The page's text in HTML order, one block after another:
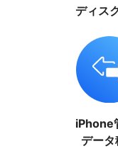
ディス
iPhone
デー